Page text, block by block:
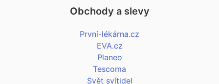
Obchody a slevy
První-lékárna.cz
EVA.cz
Planeo
Tescoma
Svět svítidel